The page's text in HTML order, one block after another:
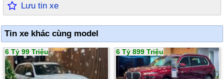
Lưu tin xe
Tin xe khác cùng model
6 Tỷ 99 Triệu 6 Tỷ 899 Triệu